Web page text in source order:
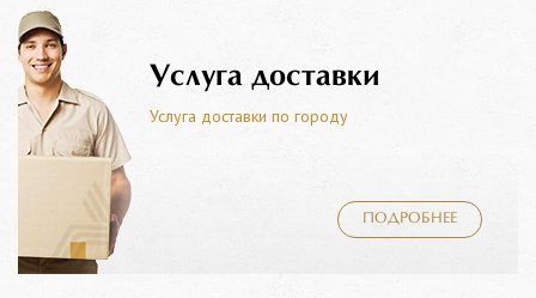
Услуга доставки
Услуга доставки по городу
ПОДРОБНЕЕ